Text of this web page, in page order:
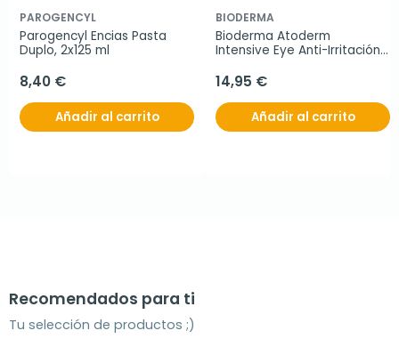
PAROGENCYL
Parogencyl Encias Pasta
Duplo, 2x125 ml
8,40 €
Añadir al carrito
BIODERMA
Bioderma Atoderm
Intensive Eye Anti-Irritación,
14,95 €
Añadir al carrito
Recomendados para ti
Tu selección de productos ;)